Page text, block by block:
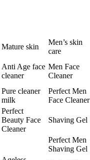
Mature skin
Men’s skin
care
Anti Age face
cleaner
Men Face
Cleaner
Pure cleaner
milk
Perfect Men
Face Cleaner
Perfect
Beauty Face
Cleaner
Shaving Gel
Perfect Men
Shaving Gel